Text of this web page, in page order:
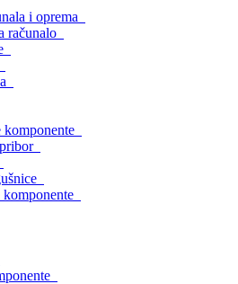
i oprema
računalo